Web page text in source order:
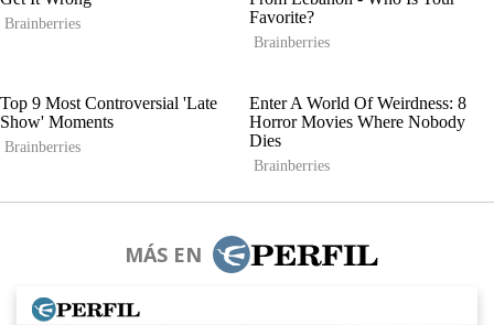
MÁS EN